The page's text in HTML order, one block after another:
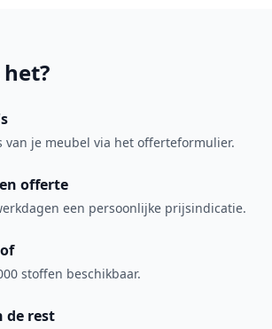
van je meubel via het offerteformulier.
offerte
een persoonlijke prijsindicatie.
stoffen beschikbaar.
de rest